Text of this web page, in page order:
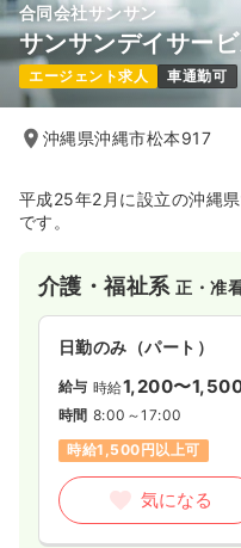
合同会社サンサン
サンサンデイサー
エージェント求人 車通勤可
沖縄県沖縄市松本917
平成25年2月に設立の沖縄
です。
介護・福祉系正・准
日勤のみ（パート）
給与 時給1,200〜
時間 8:00～17:00
時給1,500円以上可
気になる